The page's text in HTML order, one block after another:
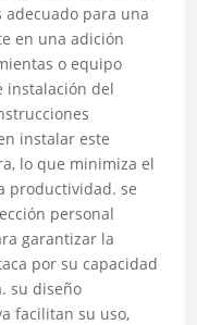
para una
en una adición
o equipo
instalación del
instalar este
lo que minimiza el
productividad. se
personal
garantizar la
por su capacidad
su diseño
facilitan su uso,